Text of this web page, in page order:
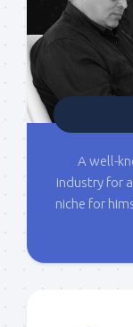
A well-
industry for
niche for